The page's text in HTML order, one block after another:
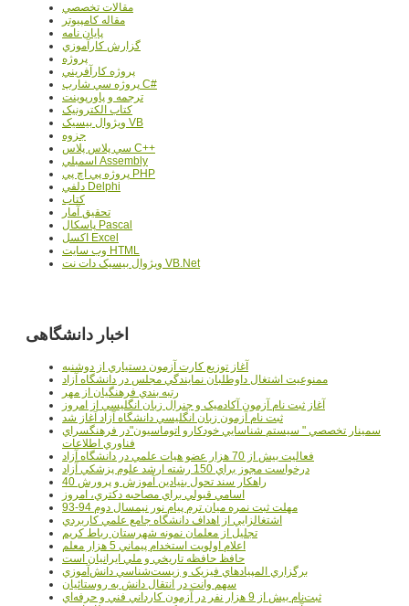
مقالات تخصصي
مقاله کامپیوتر
پایان نامه
گزارش کارآموزي
پروژه
پروژه کارآفريني
پروژه سي شارپ C#
ترجمه و پاورپوينت
کتاب الکترونيک
ويژوال بيسيک VB
جزوه
سي پلاس پلاس C++
اسمبلي Assembly
پروژه پي اچ پي PHP
دلفي Delphi
کتاب
تحقيق آمار
پاسکال Pascal
اکسل Excel
وب سايت HTML
ويژوال بيسيک دات نت VB.Net
اخبار دانشگاهی
آغاز توزيع کارت آزمون دستياري از دوشنبه
ممنوعيت اشتغال داوطلبان نمايندگي مجلس در دانشگاه آزاد
رتبه بندي فرهنگيان از مهر
آغاز ثبت نام آزمون آکادميک و جنرال زبان انگليسي از امروز
ثبت نام آزمون زبان انگليسي دانشگاه آزاد آغاز شد
سمينار تخصصي " سيستم شناسايي خودکارو اتوماسيون"در فرهنگسراي
فناوري اطلاعات
فعاليت بيش از 70 هزار عضو هيات علمي در دانشگاه آزاد
درخواست مجوز براي 150 رشته ارشد علوم پزشکي آزاد
40 راهکار سند تحول بنيادين آموزش و پرورش
اسامي قبولي براي مصاحبه دکتري، امروز
مهلت ثبت نمره میان ترم پیام نور نیمسال دوم 94-93
اشتغالزايي از اهداف دانشگاه جامع علمي کاربردي
تجليل از معلمان نمونه شهرستان رباط کريم
اعلام اولويت استخدام پيماني 5 هزار معلم
حافظ حافظه تاريخي و ملي ايرانيان است
برگزاري المپيادهاي فيزيک و زيست‌شناسي دانش‌آموزي
سهم وانت در انتقال دانش به روستائيان
ثبت‌نام بيش از 9 هزار نفر در آزمون کارداني فني و حرفه‌اي